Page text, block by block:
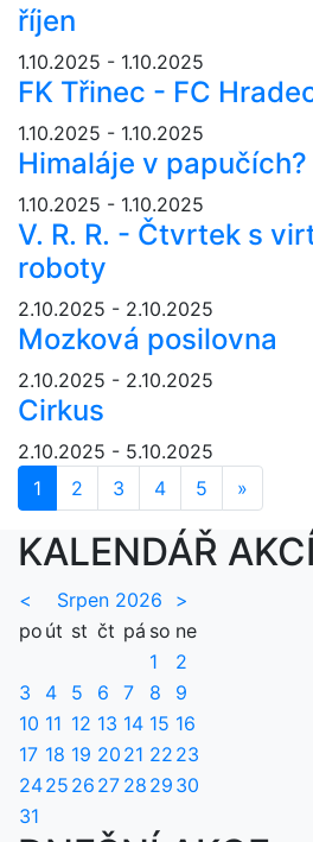
říjen
1.10.2025 - 1.10.2025
FK Třinec - FC
1.10.2025 - 1.10.2025
Himaláje v papučích?
1.10.2025 - 1.10.2025
V. R. R. - Čtvrtek s
roboty
2.10.2025 - 2.10.2025
Mozková posilovna
2.10.2025 - 2.10.2025
Cirkus
2.10.2025 - 5.10.2025
1
2 3 4 5 »
KALENDÁŘ AKCÍ
< Srpen 2026
>
po út st čt pá so ne
1
2
3
4 5 6 7 8
9
10 11 12 13 14 15 16
17 18 19 20 21 22 23
2425 26 27 28 29 30
31